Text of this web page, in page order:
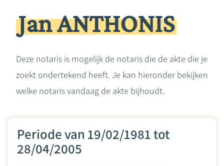
Erven & schenken
Over de notaris
Jan ANTHONIS
Deze notaris is mogelijk de notaris die de akte die je
zoekt ondertekend heeft. Je kan hieronder bekijken
welke notaris vandaag de akte bijhoudt.
Periode van 19/02/1981 tot
28/04/2005